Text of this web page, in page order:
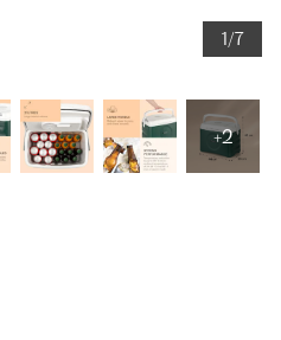
1/7
+2